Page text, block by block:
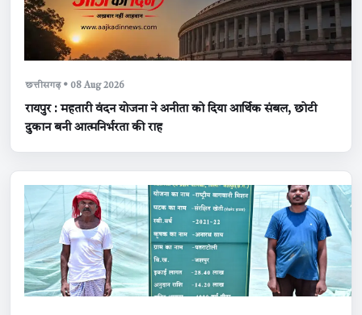
छत्तीसगढ़ • 08 Aug 2026
रायपुर : महतारी वंदन योजना ने अनीता को दिया आर्थिक संबल, छोटी
दुकान बनी आत्मनिर्भरता की राह